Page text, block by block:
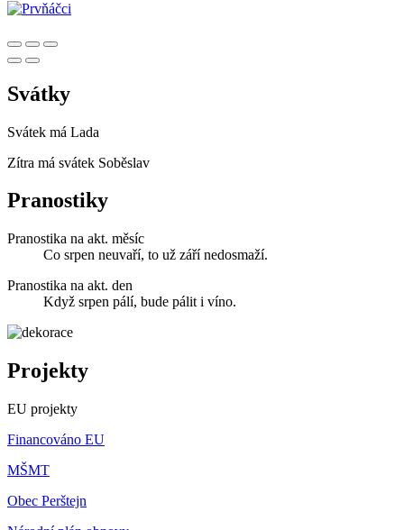
Svátky
Svátek má Lada
Zítra má svátek Soběslav
Pranostiky
Pranostika na akt. měsíc
Co srpen neuvaří, to už září nedosmaží.
Pranostika na akt. den
Když srpen pálí, bude pálit i víno.
Projekty
EU projekty
Financováno EU
MŠMT
Obec Perštejn